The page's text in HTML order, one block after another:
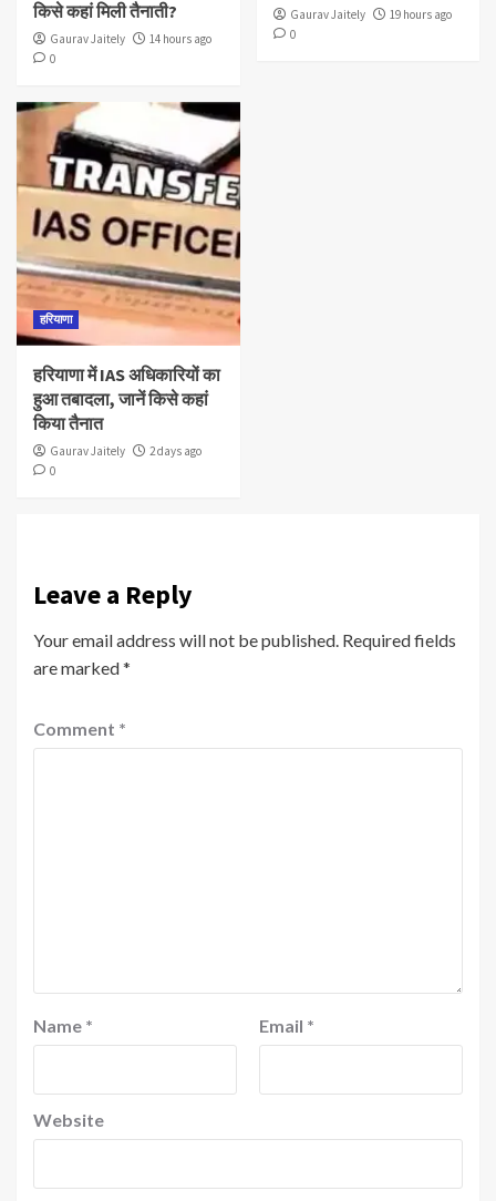
किसे कहां मिली तैनाती?
Gaurav Jaitely
14 hours ago
0
Gaurav Jaitely
19 hours ago
0
हरियाणा
हरियाणा में IAS अधिकारियों का
हुआ तबादला, जानें किसे कहां
किया तैनात
Gaurav Jaitely
2 days ago
0
Leave a Reply
Your email address will not be published. Required fields
are marked*
Comment *
Name * Email *
Website